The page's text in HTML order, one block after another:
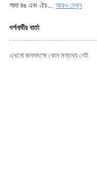
সাদা রঙ এবং ঐচ... আরও দেখুন
দর্শনার্থীর বার্তা
এখনো জনসমক্ষে কোন মন্তব্য নেই